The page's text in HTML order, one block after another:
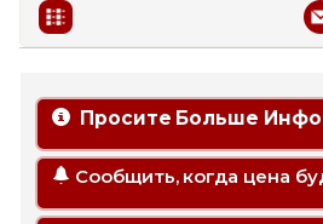
Просите Больше
Сообщить, когда цена